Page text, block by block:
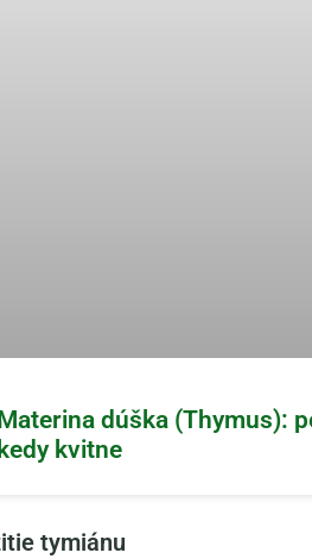
dúška (Thymus):
kedy kvitne
tymiánu